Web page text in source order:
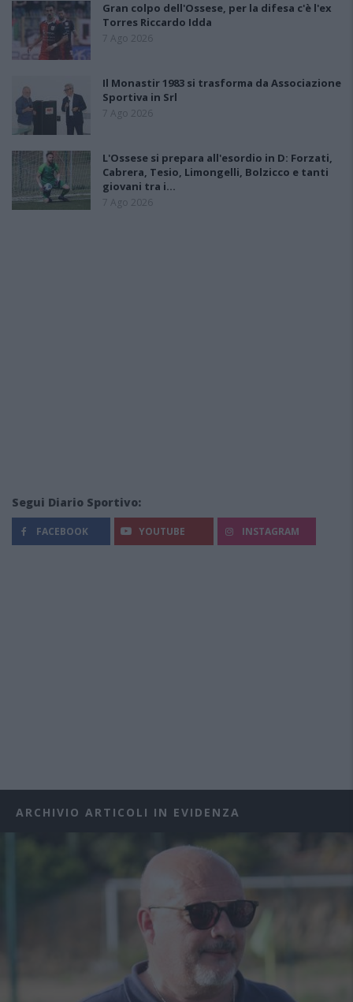
Gran colpo dell'Ossese, per la difesa c'è l'ex
Torres Riccardo Idda
7 Ago 2026
Il Monastir 1983 si trasforma da Associazione
Sportiva in Srl
7 Ago 2026
L'Ossese si prepara all'esordio in D: Forzati,
Cabrera, Tesio, Limongelli, Bolzicco e tanti
giovani tra i…
7 Ago 2026
Segui Diario Sportivo:
FACEBOOK YOUTUBE INSTAGRAM
ARCHIVIO ARTICOLI IN EVIDENZA